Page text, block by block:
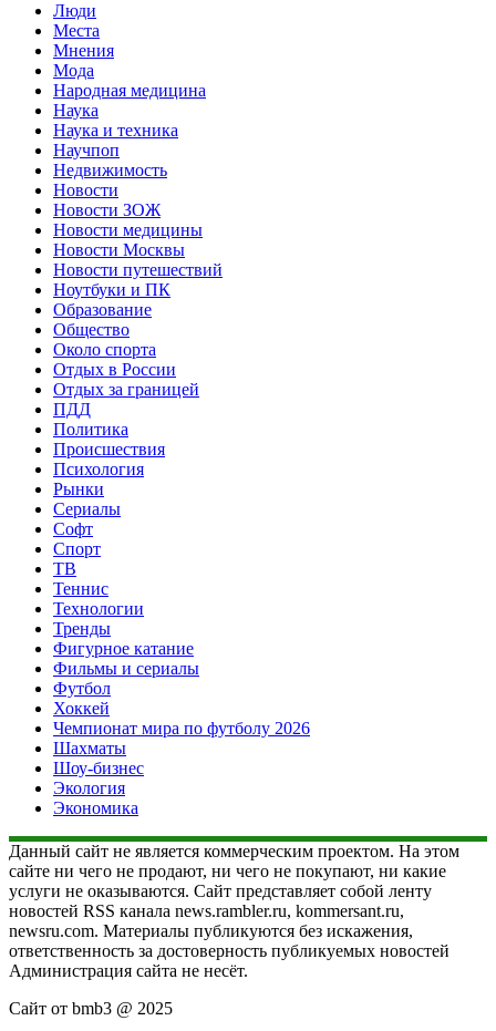
Люди
Места
Мнения
Мода
Народная медицина
Наука
Наука и техника
Научпоп
Недвижимость
Новости
Новости ЗОЖ
Новости медицины
Новости Москвы
Новости путешествий
Ноутбуки и ПК
Образование
Общество
Около спорта
Отдых в России
Отдых за границей
ПДД
Политика
Происшествия
Психология
Рынки
Сериалы
Софт
Спорт
ТВ
Теннис
Технологии
Тренды
Фигурное катание
Фильмы и сериалы
Футбол
Хоккей
Чемпионат мира по футболу 2026
Шахматы
Шоу-бизнес
Экология
Экономика
Данный сайт не является коммерческим проектом. На этом
сайте ни чего не продают, ни чего не покупают, ни какие
услуги не оказываются. Сайт представляет собой ленту
новостей RSS канала news.rambler.ru, kommersant.ru,
newsru.com. Материалы публикуются без искажения,
ответственность за достоверность публикуемых новостей
Администрация сайта не несёт.
Сайт от bmb3 @ 2025